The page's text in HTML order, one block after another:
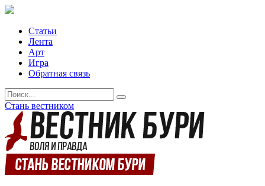
Статьи
Лента
Арт
Игра
Обратная связь
Стань вестником